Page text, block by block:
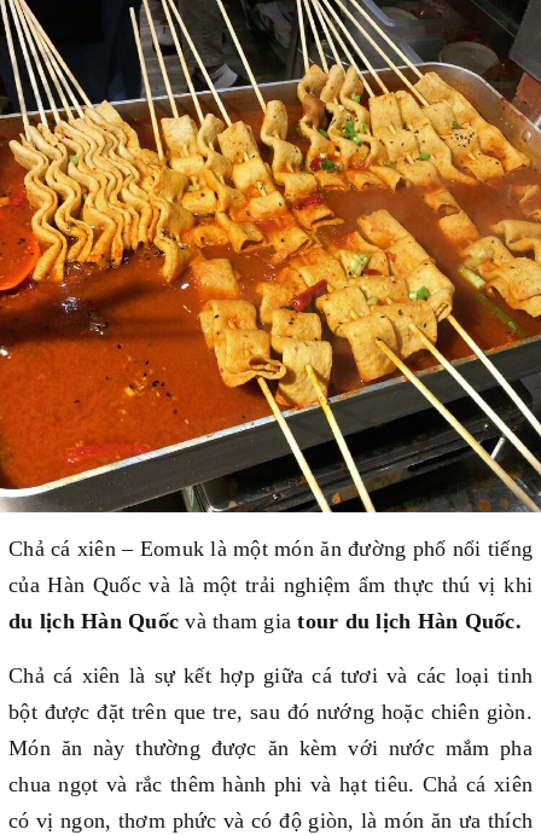
Chả cá xiên – Eomuk là một món ăn đường phố nổi tiếng
của Hàn Quốc và là một trải nghiệm ẩm thực thú vị khi
du lịch Hàn Quốc và tham giatour du lịch Hàn Quốc.
Chả cá xiên là sự kết hợp giữa cá tươi và các loại tinh
bột được đặt trên que tre, sau đó nướng hoặc chiên giòn.
Món ăn này thường được ăn kèm với nước mắm pha
chua ngọt và rắc thêm hành phi và hạt tiêu. Chả cá xiên
có vị ngon, thơm phức và có độ giòn, là món ăn ưa thích